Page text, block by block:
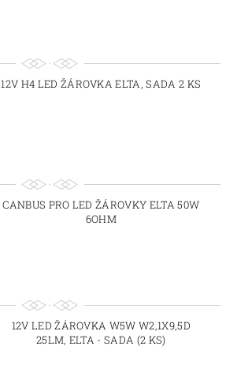
12V H4 LED ŽÁROVKA ELTA, SADA 2 KS
CANBUS PRO LED ŽÁROVKY ELTA 50W
6OHM
12V LED ŽÁROVKA W5W W2,1X9,5D
25LM, ELTA - SADA (2 KS)